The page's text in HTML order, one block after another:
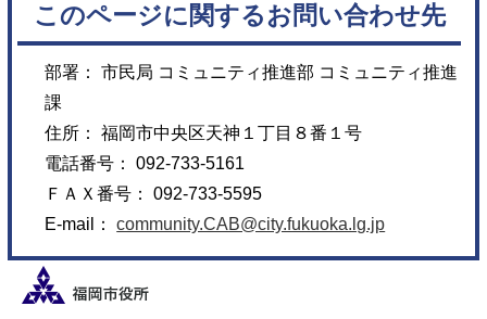
このページに関するお問い合わせ先
部署： 市民局 コミュニティ推進部 コミュニティ推進
課
住所： 福岡市中央区天神１丁目８番１号
電話番号： 092-733-5161
ＦＡＸ番号： 092-733-5595
E-mail：community.CAB@city.fukuoka.lg.jp